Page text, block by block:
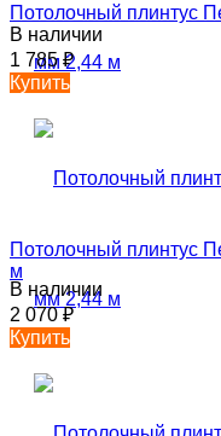
Потолочный плинтус
В наличии
1 785₽
Купить
Потолочный плинтус
м
В наличии
2 070₽
Купить